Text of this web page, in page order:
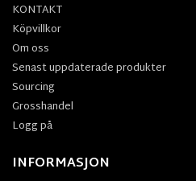
KONTAKT
Köpvillkor
Om oss
Senast uppdaterade produkter
Sourcing
Grosshandel
Logg på
INFORMASJON